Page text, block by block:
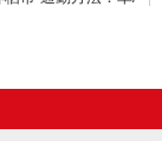
駅から車11分 ※